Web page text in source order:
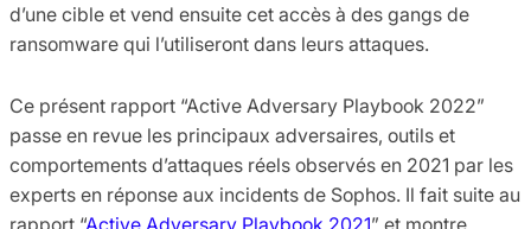
d’une cible et vend ensuite cet accès à des gangs de
ransomware qui l’utiliseront dans leurs attaques.
Ce présent rapport “Active Adversary Playbook 2022”
passe en revue les principaux adversaires, outils et
comportements d’attaques réels observés en 2021 par les
experts en réponse aux incidents de Sophos. Il fait suite au
rapport “Active Adversary Playbook 2021” et montre